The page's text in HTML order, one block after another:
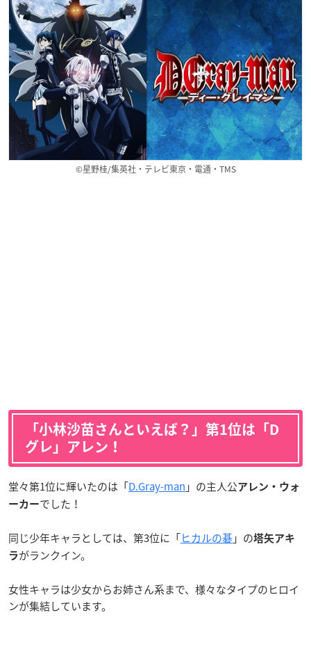
©星野桂/集英社・テレビ東京・電通・TMS
「小林沙苗さんといえば？」第1位は「D
グレ」アレン！
堂々第1位に輝いたのは「D.Gray-man 」の主人公アレン・ウォ
ーカーでした！
同じ少年キャラとしては、第3位に「ヒカルの碁」の塔矢アキ
ラがランクイン。
女性キャラは少女からお姉さん系まで、様々なタイプのヒロイ
ンが集結しています。